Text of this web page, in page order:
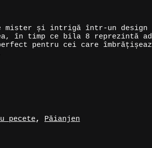
mister și intrigă într-un design
în timp ce bila 8 reprezintă
pentru cei care
pecete, Păianjen